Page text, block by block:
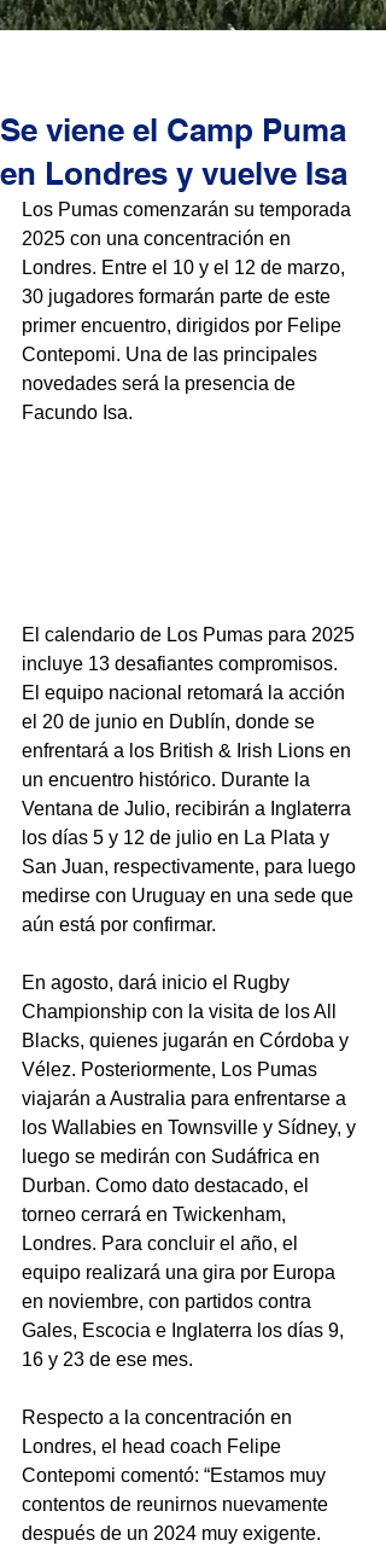
Se viene el Camp Puma
en Londres y vuelve Isa
Los Pumas comenzarán su temporada
2025 con una concentración en
Londres. Entre el 10 y el 12 de marzo,
30 jugadores formarán parte de este
primer encuentro, dirigidos por Felipe
Contepomi. Una de las principales
novedades será la presencia de
Facundo Isa.
El calendario de Los Pumas para 2025
incluye 13 desafiantes compromisos.
El equipo nacional retomará la acción
el 20 de junio en Dublín, donde se
enfrentará a los British & Irish Lions en
un encuentro histórico. Durante la
Ventana de Julio, recibirán a Inglaterra
los días 5 y 12 de julio en La Plata y
San Juan, respectivamente, para luego
medirse con Uruguay en una sede que
aún está por confirmar.
En agosto, dará inicio el Rugby
Championship con la visita de los All
Blacks, quienes jugarán en Córdoba y
Vélez. Posteriormente, Los Pumas
viajarán a Australia para enfrentarse a
los Wallabies en Townsville y Sídney, y
luego se medirán con Sudáfrica en
Durban. Como dato destacado, el
torneo cerrará en Twickenham,
Londres. Para concluir el año, el
equipo realizará una gira por Europa
en noviembre, con partidos contra
Gales, Escocia e Inglaterra los días 9,
16 y 23 de ese mes.
Respecto a la concentración en
Londres, el head coach Felipe
Contepomi comentó: “Estamos muy
contentos de reunirnos nuevamente
después de un 2024 muy exigente.